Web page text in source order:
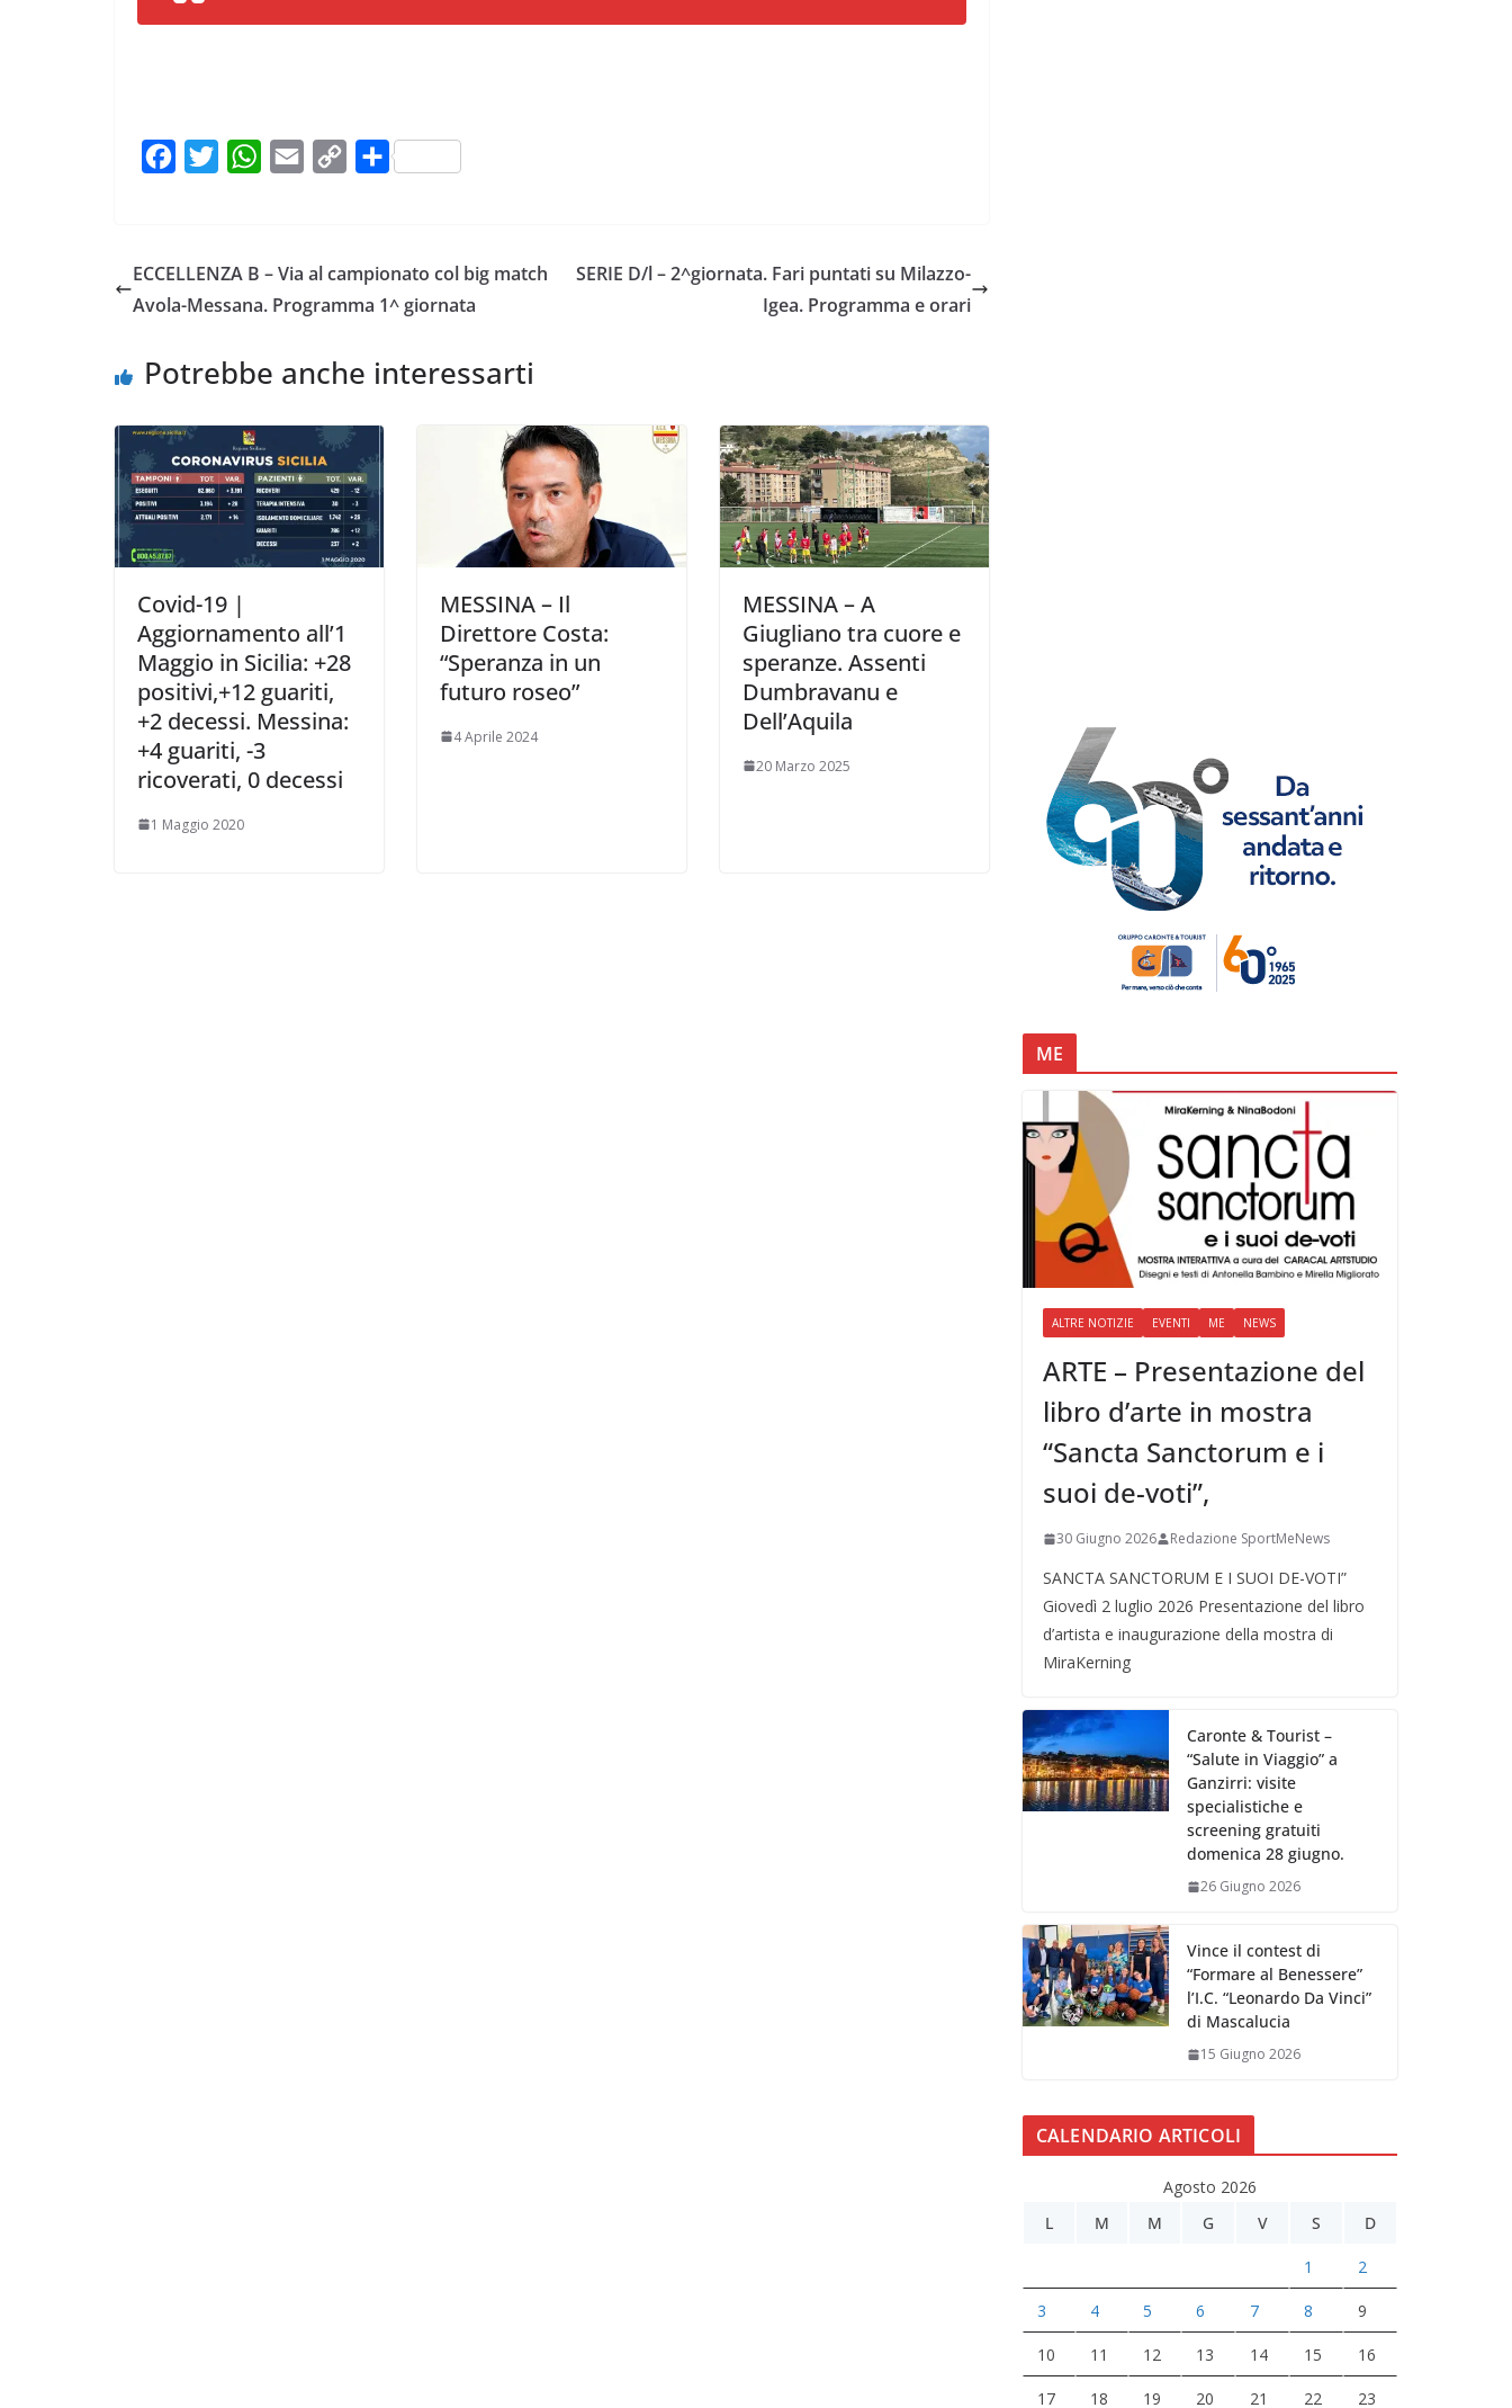
o
r
W
C
ECCELLENZA B – Via al campionato col big match
Avola-Messana. Programma 1^ giornata
SERIE D/l – 2^giornata. Fari puntati su Milazzo-
Igea. Programma e orari
Potrebbe anche interessarti
Covid-19 |
Aggiornamento all’1
Maggio in Sicilia: +28
positivi,+12 guariti,
+2 decessi. Messina:
+4 guariti, -3
ricoverati, 0 decessi
1 Maggio 2020
MESSINA – Il
Direttore Costa:
“Speranza in un
futuro roseo”
4 Aprile 2024
MESSINA – A
Giugliano tra cuore e
speranze. Assenti
Dumbravanu e
Dell’Aquila
20 Marzo 2025
ME
ALTRE NOTIZIE EVENTI ME NEWS
ARTE – Presentazione del
libro d’arte in mostra
“Sancta Sanctorum e i
suoi de-voti”,
30 Giugno 2026 Redazione SportMeNews
SANCTA SANCTORUM E I SUOI DE-VOTI”
Giovedì 2 luglio 2026 Presentazione del libro
d’artista e inaugurazione della mostra di
MiraKerning
Caronte & Tourist –
“Salute in Viaggio” a
Ganzirri: visite
specialistiche e
screening gratuiti
domenica 28 giugno.
26 Giugno 2026
Vince il contest di
“Formare al Benessere”
l’I.C. “Leonardo Da Vinci”
di Mascalucia
15 Giugno 2026
CALENDARIO ARTICOLI
Agosto 2026
L
M M G V S D
1 2
3 4 5 6 7 8 9
10 11 12 13 14 15 16
17 18 19 20 21 22 23